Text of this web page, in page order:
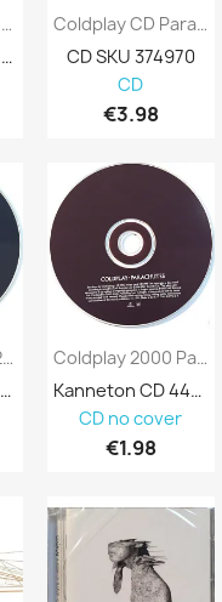
Coldplay, Viva La Vida Käytetty Juliste...
juliste SKU 842810
Coldplay 2002 72435405042 A Rush Of Blood...
Kanneton CD 465809
Coldplay CD Parachutes Kansi EX Levy EX...
CD SKU 374970
CD
€3.98
Coldplay 2000 Parachutes CD No Sleeve
Kanneton CD 447942
CD no cover
€1.98